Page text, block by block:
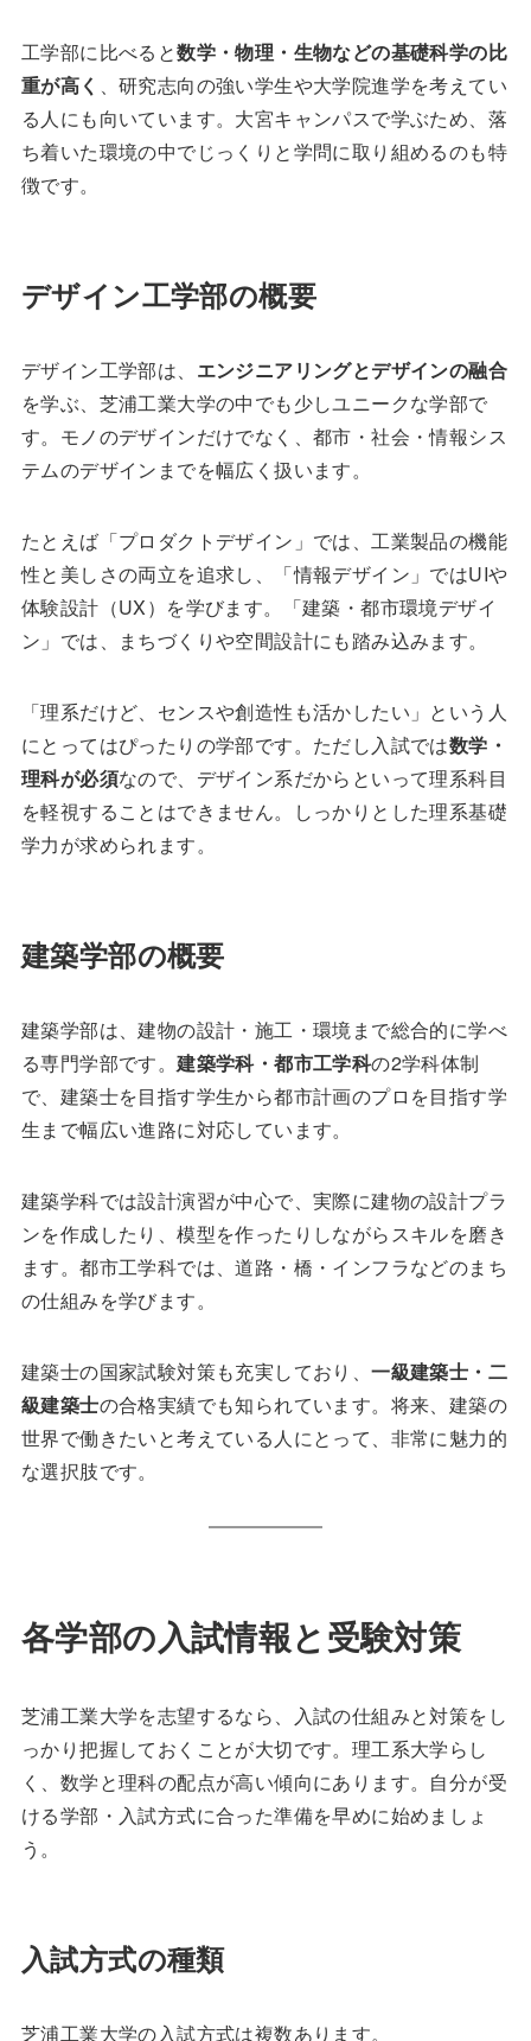
工学部に比べると数学・物理・生物などの基礎科学の比
重が高く 、研究志向の強い学生や大学院進学を考えてい
る人にも向いています。大宮キャンパスで学ぶため、落
ち着いた環境の中でじっくりと学問に取り組めるのも特
徴です。
デザイン工学部の概要
デザイン工学部は、 エンジニアリングとデザインの融合
を学ぶ、芝浦工業大学の中でも少しユニークな学部で
す。モノのデザインだけでなく、都市・社会・情報シス
テムのデザインまでを幅広く扱います。
たとえば「プロダクトデザイン」では、工業製品の機能
性と美しさの両立を追求し、「情報デザイン」ではUIや
体験設計（UX）を学びます。「建築・都市環境デザイ
ン」では、まちづくりや空間設計にも踏み込みます。
「理系だけど、センスや創造性も活かしたい」という人
にとってはぴったりの学部です。ただし入試では数学・
理科が必須なので、デザイン系だからといって理系科目
を軽視することはできません。しっかりとした理系基礎
学力が求められます。
建築学部の概要
建築学部は、建物の設計・施工・環境まで総合的に学べ
る専門学部です。建築学科・都市工学科の2学科体制
で、建築士を目指す学生から都市計画のプロを目指す学
生まで幅広い進路に対応しています。
建築学科では設計演習が中心で、実際に建物の設計プラ
ンを作成したり、模型を作ったりしながらスキルを磨き
ます。都市工学科では、道路・橋・インフラなどのまち
の仕組みを学びます。
建築士の国家試験対策も充実しており、一級建築士・二
級建築士の合格実績でも知られています。将来、建築の
世界で働きたいと考えている人にとって、非常に魅力的
な選択肢です。
各学部の入試情報と受験対策
芝浦工業大学を志望するなら、入試の仕組みと対策をし
っかり把握しておくことが大切です。理工系大学らし
く、数学と理科の配点が高い傾向にあります。自分が受
ける学部・入試方式に合った準備を早めに始めましょ
う。
入試方式の種類
芝浦工業大学の入試方式は複数あります。